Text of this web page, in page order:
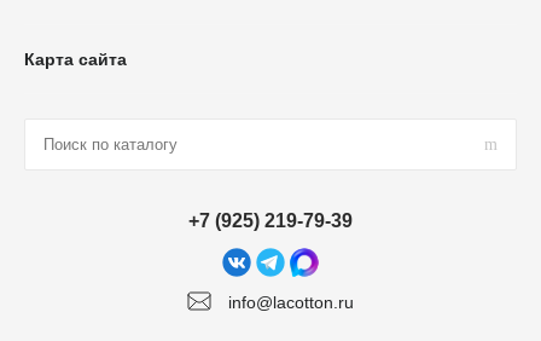
Карта сайта
info@lacotton.ru
+7 (925) 219-79-39